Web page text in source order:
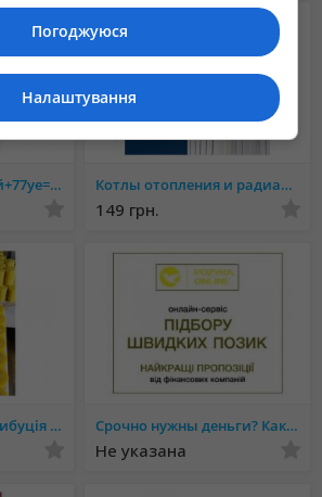
100уе через 140 дней+77уе=177уе. Котлы отопления и радиаторы отопления от поставщика - ОПТ
149 грн.
Партнерство, дистрибуція товарів бренду Eco Candles, Бізнес: продажі свічок Срочно нужны деньги? Как быть?! Где взять? Читай тут!
Не указана
Погоджуюся
Налаштування